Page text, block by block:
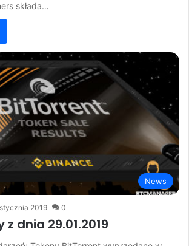
składa…
News
2019 0
dnia 29.01.2019